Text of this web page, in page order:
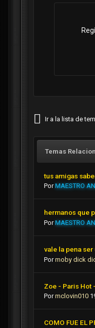
Ir a la lista de
Temas
tus amigas
PorMAESTRO
hermanos que
PorMAESTRO
vale la pena
Pormoby dick
Zoe - Paris Hot
Pormclovin010
COMO FUE EL